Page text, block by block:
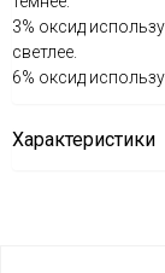
3% оксид
светлее.
6% оксид
Характеристики